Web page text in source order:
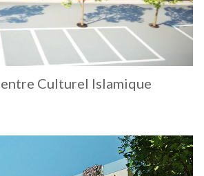
Culturel Islamique